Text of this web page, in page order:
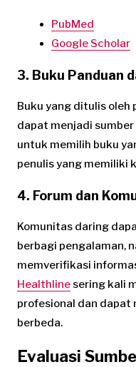
PubMed
Google Scholar
3. Buku Panduan
Buku yang ditulis oleh
dapat menjadi
untuk memilih buku
penulis yang memiliki
4. Forum dan
Komunitas daring
berbagi pengalaman,
memverifikasi
Healthlinesering kali
profesional dan dapat
berbeda.
Evaluasi